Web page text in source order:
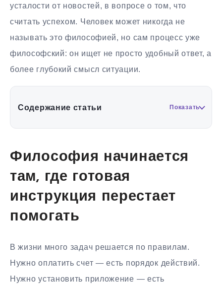
усталости от новостей, в вопросе о том, что
считать успехом. Человек может никогда не
называть это философией, но сам процесс уже
философский: он ищет не просто удобный ответ, а
более глубокий смысл ситуации.
Содержание статьи Показать
Философия начинается
там, где готовая
инструкция перестает
помогать
В жизни много задач решается по правилам.
Нужно оплатить счет — есть порядок действий.
Нужно установить приложение — есть